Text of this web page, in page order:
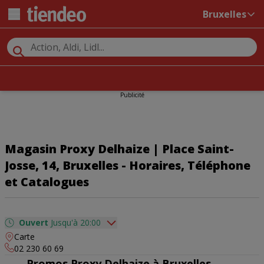
Bruxelles
Publicité
Magasin Proxy Delhaize | Place Saint-
Josse, 14, Bruxelles - Horaires, Téléphone
et Catalogues
Ouvert Jusqu'à 20:00
dimanche
lundi
Carte
02 230 60 69